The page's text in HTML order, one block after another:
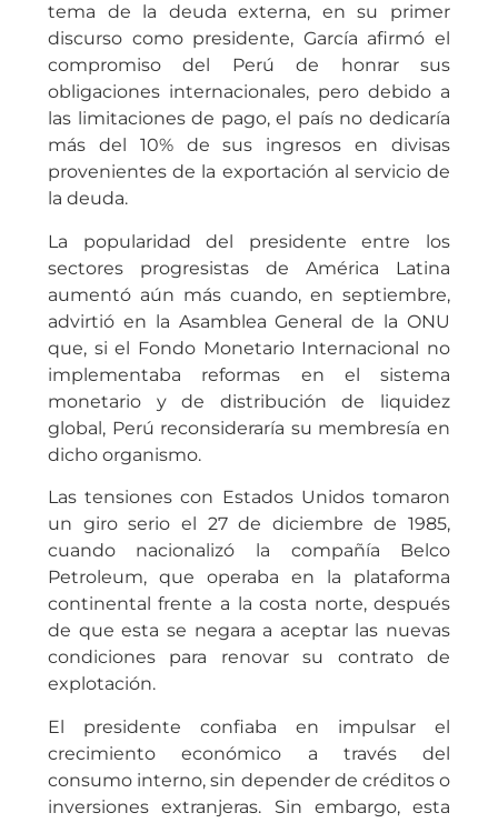
tema de la deuda externa, en su primer
discurso como presidente, García afirmó el
compromiso del Perú de honrar sus
obligaciones internacionales, pero debido a
las limitaciones de pago, el país no dedicaría
más del 10% de sus ingresos en divisas
provenientes de la exportación al servicio de
la deuda.
La popularidad del presidente entre los
sectores progresistas de América Latina
aumentó aún más cuando, en septiembre,
advirtió en la Asamblea General de la ONU
que, si el Fondo Monetario Internacional no
implementaba reformas en el sistema
monetario y de distribución de liquidez
global, Perú reconsideraría su membresía en
dicho organismo.
Las tensiones con Estados Unidos tomaron
un giro serio el 27 de diciembre de 1985,
cuando nacionalizó la compañía Belco
Petroleum, que operaba en la plataforma
continental frente a la costa norte, después
de que esta se negara a aceptar las nuevas
condiciones para renovar su contrato de
explotación.
El presidente confiaba en impulsar el
crecimiento económico a través del
consumo interno, sin depender de créditos o
inversiones extranjeras. Sin embargo, esta